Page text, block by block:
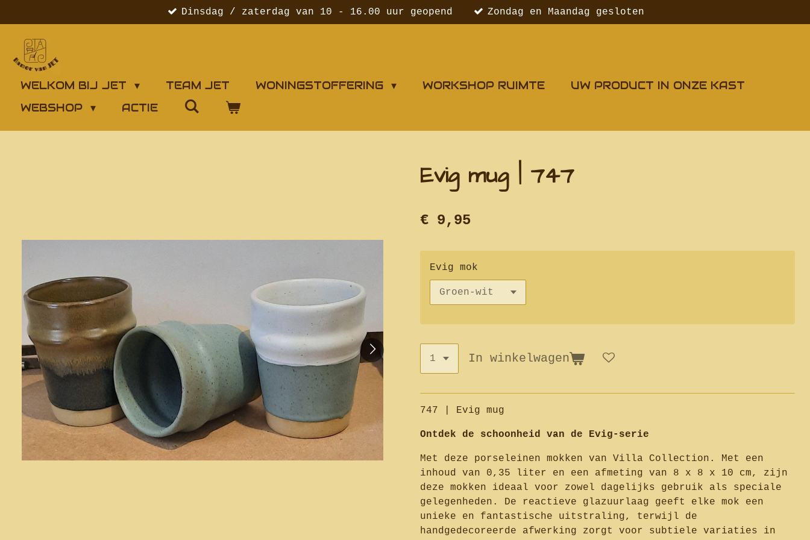
direct
naar
de
hoofdinhoud
Dinsdag / zaterdag van 10 - 16.00 uur geopend Zondag en Maandag gesloten
WELKOM BIJ JET TEAM JET WONINGSTOFFERING WORKSHOP RUIMTE
UW PRODUCT IN ONZE KAST
WEBSHOP
ACTIE
Evig mug | 747
€ 9,95
Evig mok
In winkelwagen
747 | Evig mug
Ontdek de schoonheid van de Evig-serie
Met deze porseleinen mokken van Villa Collection. Met een
inhoud van 0,35 liter en een afmeting van 8 x 8 x 10 cm, zijn
deze mokken ideaal voor zowel dagelijks gebruik als speciale
gelegenheden. De reactieve glazuurlaag geeft elke mok een
unieke en fantastische uitstraling, terwijl de
handgedecoreerde afwerking zorgt voor subtiele variaties in